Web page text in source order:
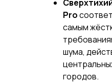
Pro
самым
шума,
городов.